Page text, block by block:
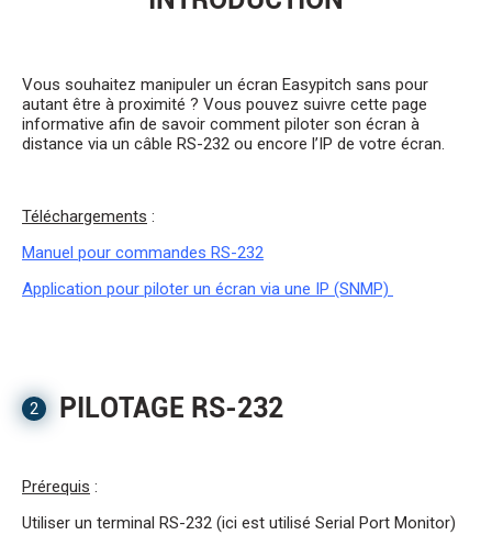
Vous souhaitez manipuler un écran Easypitch sans pour
autant être à proximité ? Vous pouvez suivre cette page
informative afin de savoir comment piloter son écran à
distance via un câble RS-232 ou encore l’IP de votre écran.
Téléchargements :
Manuel pour commandes RS-232
Application pour piloter un écran via une IP (SNMP)
2 PILOTAGE RS-232
Prérequis :
Utiliser un terminal RS-232 (ici est utilisé Serial Port Monitor)